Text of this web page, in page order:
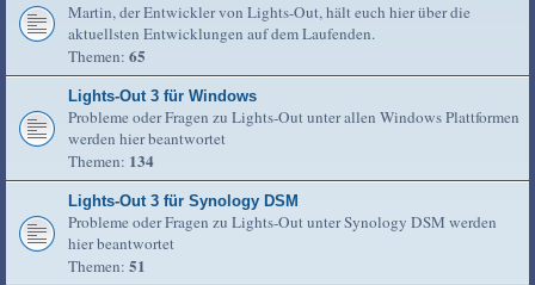
Martin, der Entwickler von Lights-Out, hält euch hier über die
aktuellsten Entwicklungen auf dem Laufenden.
Themen: 65
Lights-Out 3 für Windows
Probleme oder Fragen zu Lights-Out unter allen Windows Plattformen
werden hier beantwortet
Themen: 134
Lights-Out 3 für Synology DSM
Probleme oder Fragen zu Lights-Out unter Synology DSM werden
hier beantwortet
Themen: 51